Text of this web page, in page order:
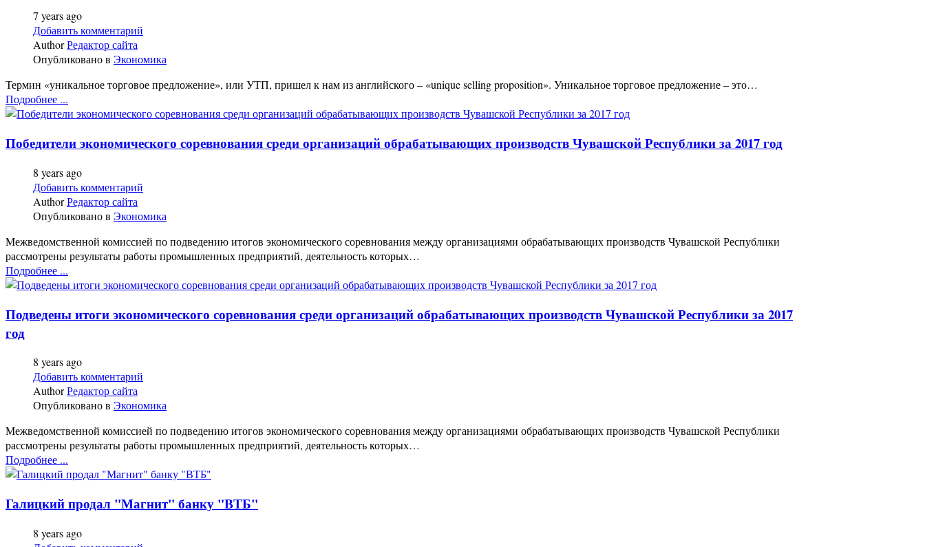
7 years ago
Добавить комментарий
AuthorРедактор сайта
Опубликовано в Экономика
Термин «уникальное торговое предложение», или УТП, пришел к нам из английского – «unique selling proposition». Уникальное торговое предложение – это…
Подробнее ...
Победители экономического соревнования среди организаций обрабатывающих производств Чувашской Республики за 2017 год
8 years ago
Добавить комментарий
AuthorРедактор сайта
Опубликовано в Экономика
Межведомственной комиссией по подведению итогов экономического соревнования между организациями обрабатывающих производств Чувашской Республики
рассмотрены результаты работы промышленных предприятий, деятельность которых…
Подробнее ...
Подведены итоги экономического соревнования среди организаций обрабатывающих производств Чувашской Республики за 2017
год
8 years ago
Добавить комментарий
AuthorРедактор сайта
Опубликовано в Экономика
Межведомственной комиссией по подведению итогов экономического соревнования между организациями обрабатывающих производств Чувашской Республики
рассмотрены результаты работы промышленных предприятий, деятельность которых…
Подробнее ...
Галицкий продал "Магнит" банку "ВТБ"
8 years ago